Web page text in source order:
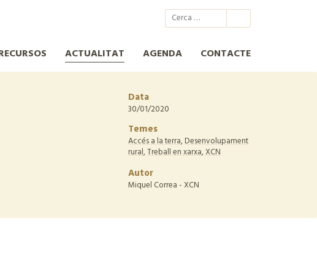
Xarxa per a la Conservació de la Natura
ACTUALITAT AGENDA CONTACTE
Data
30/01/2020
Temes
Accés a la terra,Desenvolupament
rural,Treball en xarxa,XCN
Autor
Miquel Correa - XCN